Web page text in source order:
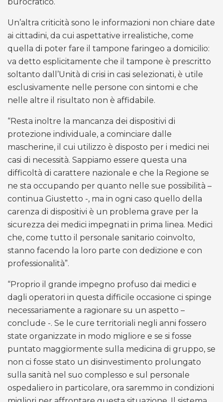
Un’altra criticità sono le informazioni non chiare date
ai cittadini, da cui aspettative irrealistiche, come
quella di poter fare il tampone faringeo a domicilio:
va detto esplicitamente che il tampone è prescritto
soltanto dall’Unità di crisi in casi selezionati, è utile
esclusivamente nelle persone con sintomi e che
nelle altre il risultato non è affidabile.
“Resta inoltre la mancanza dei dispositivi di
protezione individuale, a cominciare dalle
mascherine, il cui utilizzo è disposto per i medici nei
casi di necessità. Sappiamo essere questa una
difficoltà di carattere nazionale e che la Regione se
ne sta occupando per quanto nelle sue possibilità –
continua Giustetto -, ma in ogni caso quello della
carenza di dispositivi è un problema grave per la
sicurezza dei medici impegnati in prima linea. Medici
che, come tutto il personale sanitario coinvolto,
stanno facendo la loro parte con dedizione e con
professionalità”.
“Proprio il grande impegno profuso dai medici e
dagli operatori in questa difficile occasione ci spinge
necessariamente a ragionare su un aspetto –
conclude -. Se le cure territoriali negli anni fossero
state organizzate in modo migliore e se si fosse
puntato maggiormente sulla medicina di gruppo, se
non ci fosse stato un disinvestimento prolungato
sulla sanità nel suo complesso e sul personale
ospedaliero in particolare, ora saremmo in condizioni